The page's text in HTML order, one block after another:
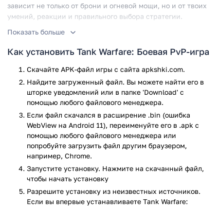
зависит не только от брони и огневой мощи, но и от твоих
умений, реакции и правильного выбора стратегии.
Это игра, где техника оживает, а сражения выглядят
начинаешь, уже с первых боев можно почувствовать азарт
и желание улучшать свою машину. А когда прокачаешься —
побед.
Игровой процесс
Главная цель в Tank Warfare — побеждать в онлайн-
сражениях, используя тактику, меткость и грамотное
управление техникой. Ты управляешь танком от третьего
лица, видишь поле боя, цели и союзников. Всё управление
адаптировано под сенсорный экран: поворот, стрельба,
прицеливание — всё происходит плавно и без задержек.
Что ждёт игрока в бою:
Показать больше
Как установить Tank Warfare: Боевая PvP-игра
Скачайте APK-файл игры с сайта apkshki.com.
Найдите загруженный файл. Вы можете найти его в
шторке уведомлений или в папке 'Download' с
помощью любого файлового менеджера.
Если файл скачался в расширение .bin (ошибка
WebView на Android 11), переименуйте его в .apk с
помощью любого файлового менеджера или
попробуйте загрузить файл другим браузером,
например, Chrome.
Запустите установку. Нажмите на скачанный файл,
чтобы начать установку
Разрешите установку из неизвестных источников.
Если вы впервые устанавливаете Tank Warfare: